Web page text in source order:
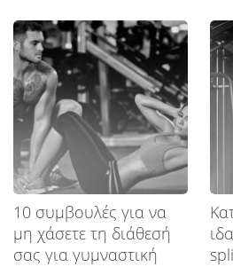
10 συμβουλές για να
μη χάσετε τη διάθεσή
σας για γυμναστική